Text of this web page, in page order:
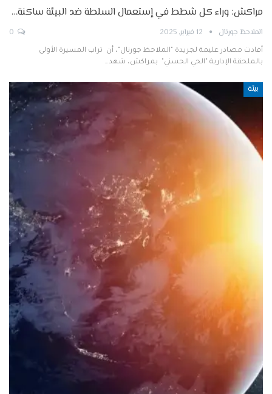
مراكش: وراء كل شطط في إستعمال السلطة ضد البيئة ساكنة…
الملاحظ جورنال 12 فبراير, 2025
أفادت مصادر عليمة لجريدة "الملاحظ جورنال"، أن تراب المسيرة الأولى
بالملحقة الإدارية "الحي الحسني" بمراكش، شهد…
بيئة